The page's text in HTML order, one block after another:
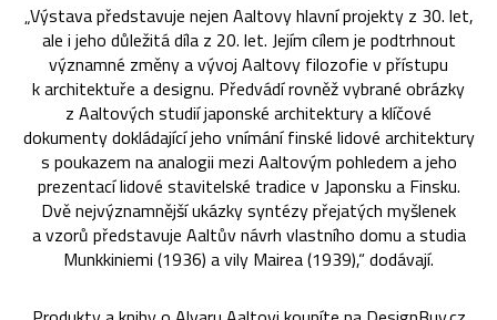
„Výstava představuje nejen Aaltovy hlavní projekty z 30. let,
ale i jeho důležitá díla z 20. let. Jejím cílem je podtrhnout
významné změny a vývoj Aaltovy filozofie v přístupu
k architektuře a designu. Předvádí rovněž vybrané obrázky
z Aaltových studií japonské architektury a klíčové
dokumenty dokládající jeho vnímání finské lidové architektury
s poukazem na analogii mezi Aaltovým pohledem a jeho
prezentací lidové stavitelské tradice v Japonsku a Finsku.
Dvě nejvýznamnější ukázky syntézy přejatých myšlenek
a vzorů představuje Aaltův návrh vlastního domu a studia
Munkkiniemi (1936) a vily Mairea (1939),“ dodávají.